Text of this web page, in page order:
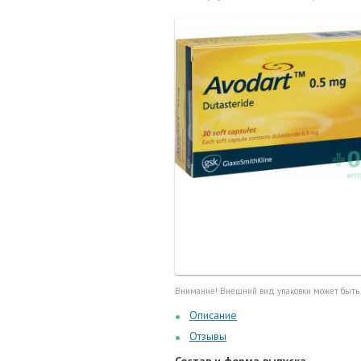
Мед.
Очки
Перчатки,
Тесты,
Шприцы,
Внимание! Внешний вид упаковки может
Описание
Отзывы